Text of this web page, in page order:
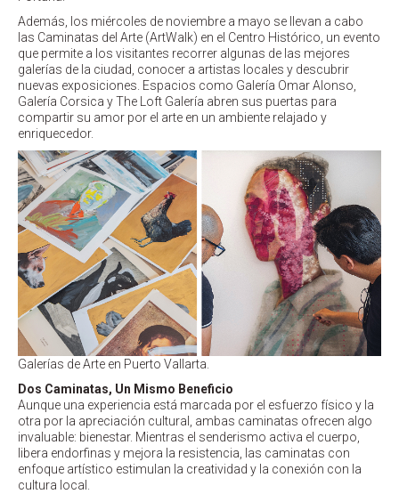
Además, los miércoles de noviembre a mayo se llevan a cabo
las Caminatas del Arte (ArtWalk) en el Centro Histórico, un evento
que permite a los visitantes recorrer algunas de las mejores
galerías de la ciudad, conocer a artistas locales y descubrir
nuevas exposiciones. Espacios como Galería Omar Alonso,
Galería Corsica y The Loft Galería abren sus puertas para
compartir su amor por el arte en un ambiente relajado y
enriquecedor.
Galerías de Arte en Puerto Vallarta.
Dos Caminatas, Un Mismo Beneficio
Aunque una experiencia está marcada por el esfuerzo físico y la
otra por la apreciación cultural, ambas caminatas ofrecen algo
invaluable: bienestar. Mientras el senderismo activa el cuerpo,
libera endorfinas y mejora la resistencia, las caminatas con
enfoque artístico estimulan la creatividad y la conexión con la
cultura local.